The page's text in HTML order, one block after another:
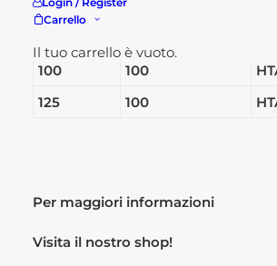
Carrello
Il tuo carrello è vuoto.
60 100
100
100
125
100
Per maggiori informazioni
Visita il nostro shop!